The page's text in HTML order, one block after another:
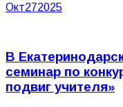
Окт272025
В
семинар по
подвиг учителя»